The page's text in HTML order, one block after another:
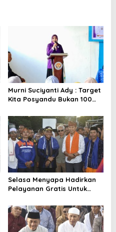
Murni Suciyanti Ady : Target
Kita Posyandu Bukan 100
Persen Berfungsi
Selasa Menyapa Hadirkan
Pelayanan Gratis Untuk